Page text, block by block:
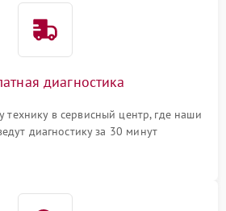
диагностика
технику в сервисный центр, где наши
диагностику за 30 минут